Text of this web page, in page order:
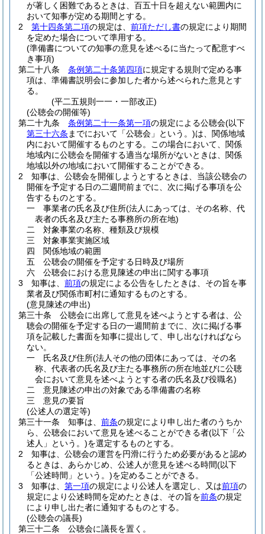
が著しく困難であるときは、百五十日を超えない範囲内に
おいて知事が定める期間とする。
2
第十四条第二項の規定は、 前項ただし書の規定により期間
を定めた場合について準用する。
(準備書についての知事の意見を述べるに当たって配意すべ
き事項)
第二十八条
条例第二十条第四項に規定する規則で定める事
項は、準備書説明会に参加した者から述べられた意見とす
る。
(平二五規則一一・一部改正)
(公聴会の開催等)
第二十九条
条例第二十一条第一項の規定による公聴会(以下
第三十六条 までにおいて「公聴会」という。)は、関係地域
内において開催するものとする。
この場合において、関係
地域内に公聴会を開催する適当な場所がないときは、関係
地域以外の地域において開催することができる。
2
知事は、公聴会を開催しようとするときは、当該公聴会の
開催を予定する日の二週間前までに、次に掲げる事項を公
告するものとする。
一
事業者の氏名及び住所(法人にあっては、その名称、代
表者の氏名及び主たる事務所の所在地)
二
対象事業の名称、種類及び規模
三
対象事業実施区域
四
関係地域の範囲
五
公聴会の開催を予定する日時及び場所
六
公聴会における意見陳述の申出に関する事項
3
知事は、 前項の規定による公告をしたときは、その旨を事
業者及び関係市町村に通知するものとする。
(意見陳述の申出)
第三十条
公聴会に出席して意見を述べようとする者は、公
聴会の開催を予定する日の一週間前までに、次に掲げる事
項を記載した書面を知事に提出して、申し出なければなら
ない。
一
氏名及び住所(法人その他の団体にあっては、その名
称、代表者の氏名及び主たる事務所の所在地並びに公聴
会において意見を述べようとする者の氏名及び役職名)
二
意見陳述の申出の対象である準備書の名称
三
意見の要旨
(公述人の選定等)
第三十一条
知事は、 前条の規定により申し出た者のうちか
ら、公聴会において意見を述べることができる者(以下「公
述人」という。)を選定するものとする。
2
知事は、公聴会の運営を円滑に行うため必要があると認め
るときは、あらかじめ、公述人が意見を述べる時間(以下
「公述時間」という。)を定めることができる。
3
知事は、 第一項の規定により公述人を選定し、又は前項の
規定により公述時間を定めたときは、その旨を前条の規定
により申し出た者に通知するものとする。
(公聴会の議長)
第三十二条
公聴会に議長を置く。